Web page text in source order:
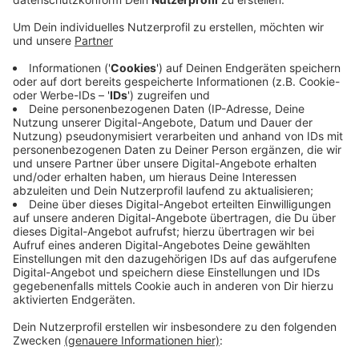
Anzeige
Demnach liegt der Kreis insgesamt knapp unter dem
NRW-Schnitt von 11,5 Quadratmetern. Insgesamt gibt
es bei uns im Kreis rund 5 (4,9) Quadratkilometer
Seefläche, NRW-weit gibt es rund 200 (207)
Quadratkilometer Seen. Spitzenreiter bei uns ist
Breckerfeld mit 106,5 Quadratmetern Seefläche pro
Person. Den höchsten Wert bei der Seefläche pro
Person erreicht der Kreis Olpe mit rund 60 (63,4)
Quadratmetern, den niedrigsten die Stadt Bonn mit nur
0,004 Quadratmetern pro Kopf.
Anzeige